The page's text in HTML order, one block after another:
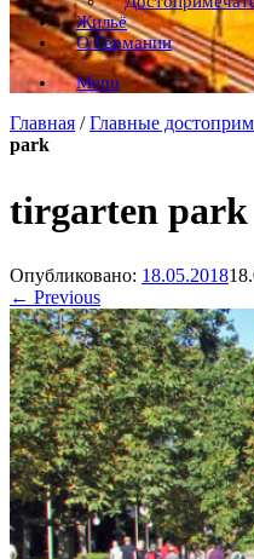
Жильё
О Германии
Menu
Главная /Главные
park
tirgarten park
Опубликовано: 18.05.2018
← Previous